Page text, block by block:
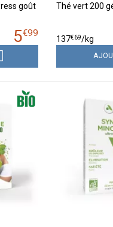
goût
5€99
Thé vert 200
137€69/kg